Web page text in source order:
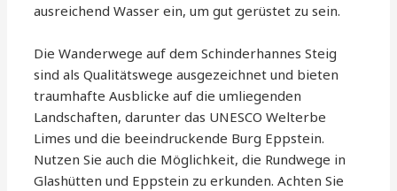
ausreichend Wasser ein, um gut gerüstet zu sein.
Die Wanderwege auf dem Schinderhannes Steig
sind als Qualitätswege ausgezeichnet und bieten
traumhafte Ausblicke auf die umliegenden
Landschaften, darunter das UNESCO Welterbe
Limes und die beeindruckende Burg Eppstein.
Nutzen Sie auch die Möglichkeit, die Rundwege in
Glashütten und Eppstein zu erkunden. Achten Sie